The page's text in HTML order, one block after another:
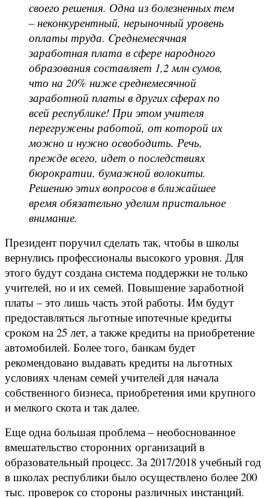
своего решения. Одна из болезненных тем
– неконкурентный, нерыночный уровень
оплаты труда. Cреднемесячная
заработная плата в сфере народного
образования составляет 1,2 млн сумов,
что на 20% ниже среднемесячной
заработной платы в других сферах по
всей республике! При этом учителя
перегружены работой, от которой их
можно и нужно освободить. Речь,
прежде всего, идет о последствиях
бюрократии, бумажной волокиты.
Решению этих вопросов в ближайшее
время обязательно уделим пристальное
внимание.
Президент поручил сделать так, чтобы в школы
вернулись профессионалы высокого уровня. Для
этого будут создана система поддержки не только
учителей, но и их семей. Повышение заработной
платы – это лишь часть этой работы. Им будут
предоставляться льготные ипотечные кредиты
сроком на 25 лет, а также кредиты на приобретение
автомобилей. Более того, банкам будет
рекомендовано выдавать кредиты на льготных
условиях членам семей учителей для начала
собственного бизнеса, приобретения ими крупного
и мелкого скота и так далее.
Еще одна большая проблема – необоснованное
вмешательство сторонних организаций в
образовательный процесс. За 2017/2018 учебный год
в школах республики было осуществлено более 200
тыс. проверок со стороны различных инстанций.